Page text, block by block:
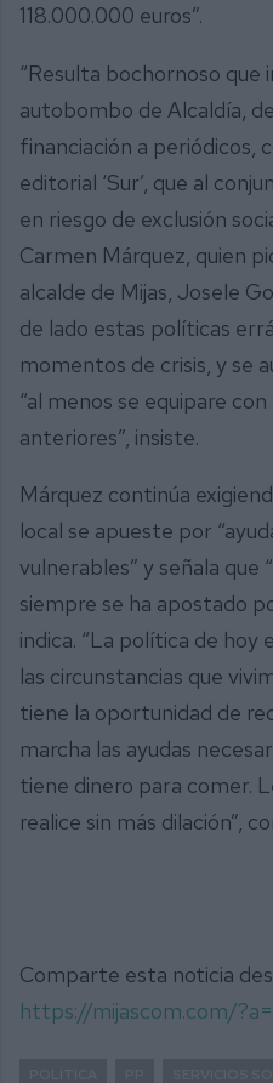
118.000.000 euros”.
“Resulta bochornoso que
autobombo de Alcaldía,
financiación a periódicos,
editorial ‘Sur’, que al
en riesgo de exclusión
Carmen Márquez, quien
alcalde de Mijas, Josele
de lado estas políticas
momentos de crisis, y se
“al menos se equipare
anteriores”, insiste.
Márquez continúa
local se apueste por
vulnerables” y señala
siempre se ha apostado
indica. “La política de hoy
las circunstancias que
tiene la oportunidad de
marcha las ayudas
tiene dinero para comer.
realice sin más dilación”,
Comparte esta noticia
https://mijascom.com/